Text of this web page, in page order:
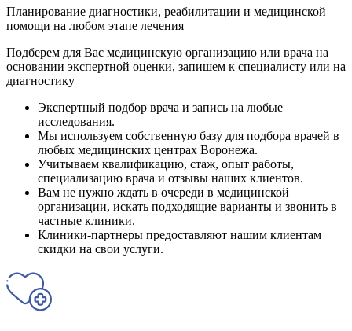
Планирование диагностики, реабилитации и медицинской
помощи на любом этапе лечения
Подберем для Вас медицинскую организацию или врача на
основании экспертной оценки, запишем к специалисту или на
диагностику
Экспертный подбор врача и запись на любые
исследования.
Мы используем собственную базу для подбора врачей в
любых медицинских центрах Воронежа.
Учитываем квалификацию, стаж, опыт работы,
специализацию врача и отзывы наших клиентов.
Вам не нужно ждать в очереди в медицинской
организации, искать подходящие варианты и звонить в
частные клиники.
Клиники-партнеры предоставляют нашим клиентам
скидки на свои услуги.